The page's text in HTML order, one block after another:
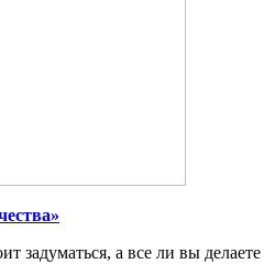
задуматься, а все ли вы